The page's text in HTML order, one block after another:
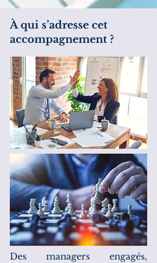
À qui s’adresse cet
accompagnement ?
Des managers engagés,